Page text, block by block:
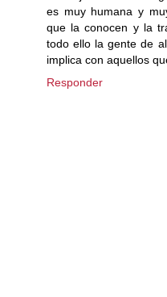
es muy humana y
que la conocen y la
todo ello la gente de
implica con aquellos
Responder